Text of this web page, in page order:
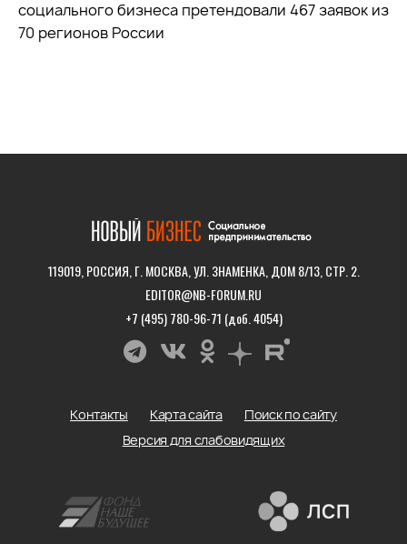
социального бизнеса претендовали 467 заявок из
70 регионов России
119019, РОССИЯ, Г. МОСКВА, УЛ. ЗНАМЕНКА, ДОМ 8/13, СТР. 2.
EDITOR@NB-FORUM.RU
+7 (495) 780-96-71 (доб. 4054)
Контакты Карта сайта
Поиск по сайту
Версия для слабовидящих